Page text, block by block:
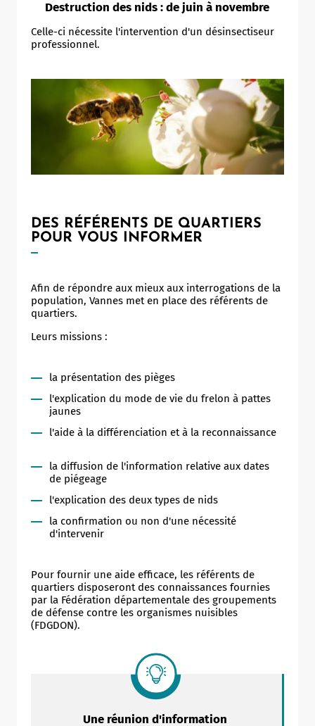
Destruction des nids : de juin à novembre
Celle-ci nécessite l'intervention d'un désinsectiseur
professionnel.
DES RÉFÉRENTS DE QUARTIERS
POUR VOUS INFORMER
Afin de répondre aux mieux aux interrogations de la
population, Vannes met en place des référents de
quartiers.
Leurs missions :
la présentation des pièges
l'explication du mode de vie du frelon à pattes
jaunes
l'aide à la différenciation et à la reconnaissance
la diffusion de l'information relative aux dates
de piégeage
l'explication des deux types de nids
la confirmation ou non d'une nécessité
d'intervenir
Pour fournir une aide efficace, les référents de
quartiers disposeront des connaissances fournies
par la Fédération départementale des groupements
de défense contre les organismes nuisibles
(FDGDON).
Une réunion d'information
ShareThis is disabled. Allow